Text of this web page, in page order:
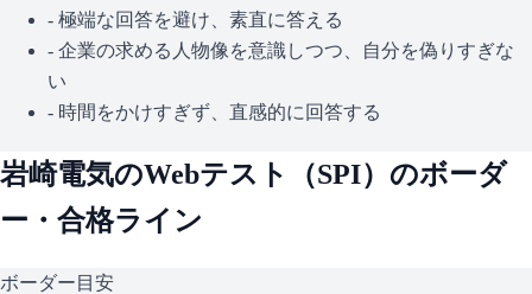
- 極端な回答を避け、素直に答える
- 企業の求める人物像を意識しつつ、自分を偽りすぎな
い
- 時間をかけすぎず、直感的に回答する
岩崎電気のWebテスト（SPI）のボーダ
ー・合格ライン
ボーダー目安